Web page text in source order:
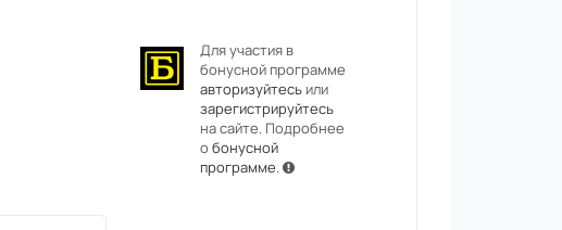
Для участия в
бонусной программе
авторизуйтесьили
зарегистрируйтесь
на сайте. Подробнее
обонусной
программе.